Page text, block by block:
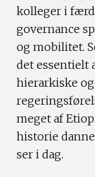
kolleger i færd
governance
og mobilitet.
det essentielt
hierarkiske
meget af
historie
ser i dag.